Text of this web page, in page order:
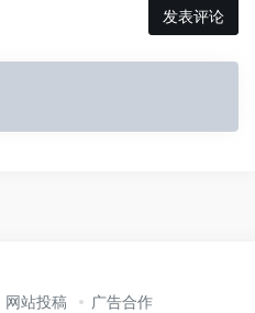
发表评论
网站投稿 广告合作